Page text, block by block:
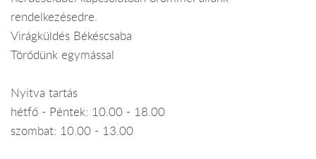
rendelkezésedre.
Virágküldés Békéscsaba
Törődünk egymással
Nyitva tartás
hétfő - Péntek: 10.00 - 18.00
szombat: 10.00 - 13.00